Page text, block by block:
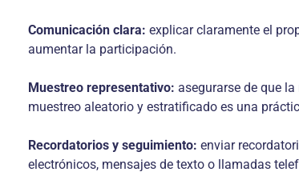
Comunicación clara: explicar claramente el
aumentar la participación.
Muestreo representativo: asegurarse de que
muestreo aleatorio y estratificado es una
Recordatorios y seguimiento: enviar
electrónicos, mensajes de texto o llamadas